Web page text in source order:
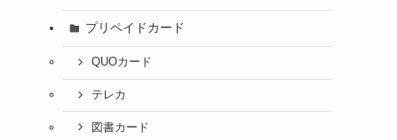
プリペイドカード
QUOカード
テレカ
図書カード